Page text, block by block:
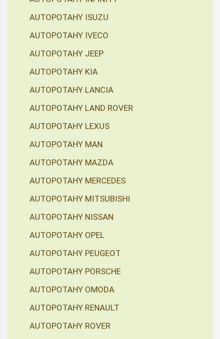
AUTOPOTAHY ISUZU
AUTOPOTAHY IVECO
AUTOPOTAHY JEEP
AUTOPOTAHY KIA
AUTOPOTAHY LANCIA
AUTOPOTAHY LAND ROVER
AUTOPOTAHY LEXUS
AUTOPOTAHY MAN
AUTOPOTAHY MAZDA
AUTOPOTAHY MERCEDES
AUTOPOTAHY MITSUBISHI
AUTOPOTAHY NISSAN
AUTOPOTAHY OPEL
AUTOPOTAHY PEUGEOT
AUTOPOTAHY PORSCHE
AUTOPOTAHY OMODA
AUTOPOTAHY RENAULT
AUTOPOTAHY ROVER